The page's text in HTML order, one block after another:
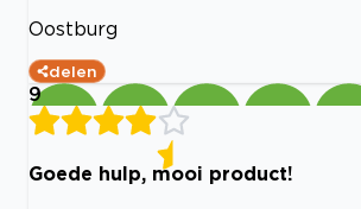
Oostburg
delen
9
Goede hulp, mooi product!